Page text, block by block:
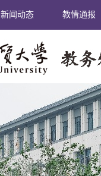
新闻动态 教情通报